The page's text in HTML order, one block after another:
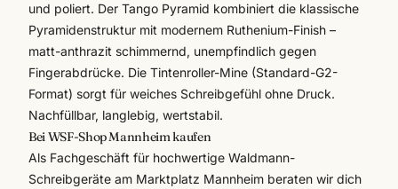
und poliert. Der Tango Pyramid kombiniert die klassische
Pyramidenstruktur mit modernem Ruthenium-Finish –
matt-anthrazit schimmernd, unempfindlich gegen
Fingerabdrücke. Die Tintenroller-Mine (Standard-G2-
Format) sorgt für weiches Schreibgefühl ohne Druck.
Nachfüllbar, langlebig, wertstabil.
Bei WSF-Shop Mannheim kaufen
Als Fachgeschäft für hochwertige Waldmann-
Schreibgeräte am Marktplatz Mannheim beraten wir dich